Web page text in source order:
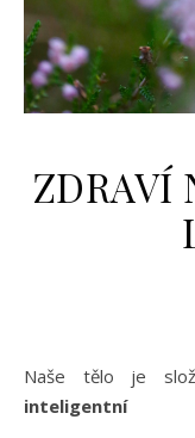
ZDRAVÍ
Naše tělo je
inteligentní